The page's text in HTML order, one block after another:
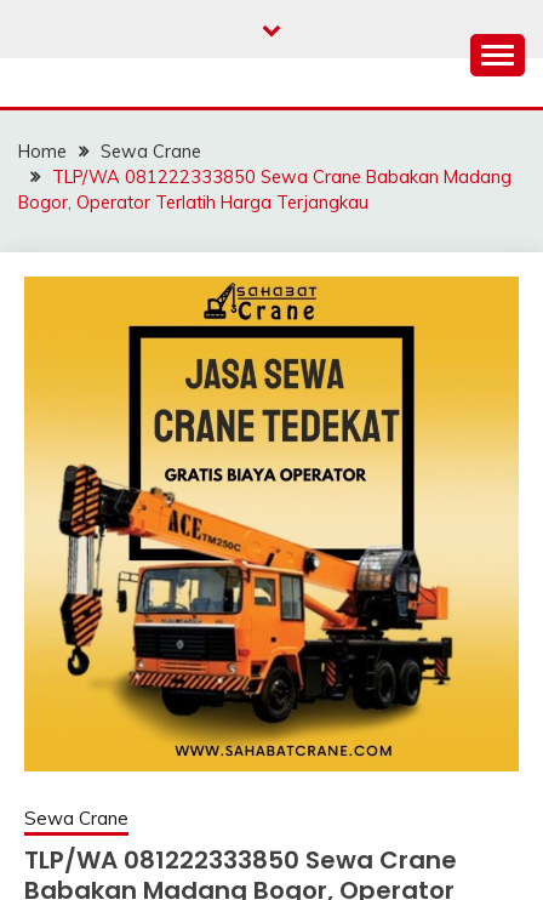
SAHABAT CRANE |
JASA SEWA CRANE |
FORKLIFT | SKYLIFT
Home
Sewa Crane
TLP/WA 081222333850 Sewa Crane Babakan Madang
Bogor, Operator Terlatih Harga Terjangkau
Sewa Crane
TLP/WA 081222333850 Sewa Crane
Babakan Madang Bogor, Operator